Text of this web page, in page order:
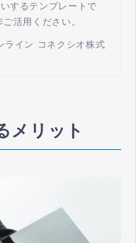
オ
するテンプレートで
活用ください。
ライン コネクシオ株式
メリット